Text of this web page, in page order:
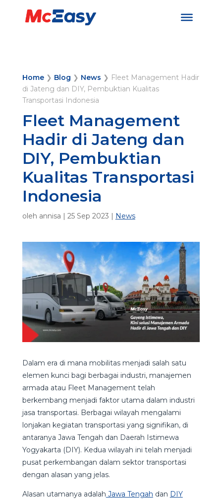
Home❯ Blog ❯ News ❯ Fleet Management Hadir
di Jateng dan DIY, Pembuktian Kualitas
Transportasi Indonesia
Fleet Management
Hadir di Jateng dan
DIY, Pembuktian
Kualitas Transportasi
Indonesia
oleh annisa | 25 Sep 2023 | News
Dalam era di mana mobilitas menjadi salah satu
elemen kunci bagi berbagai industri, manajemen
armada atau Fleet Management telah
berkembang menjadi faktor utama dalam industri
jasa transportasi. Berbagai wilayah mengalami
lonjakan kegiatan transportasi yang signifikan, di
antaranya Jawa Tengah dan Daerah Istimewa
Yogyakarta (DIY). Kedua wilayah ini telah menjadi
pusat perkembangan dalam sektor transportasi
dengan alasan yang jelas.
Alasan utamanya adalah Jawa Tengah dan DIY